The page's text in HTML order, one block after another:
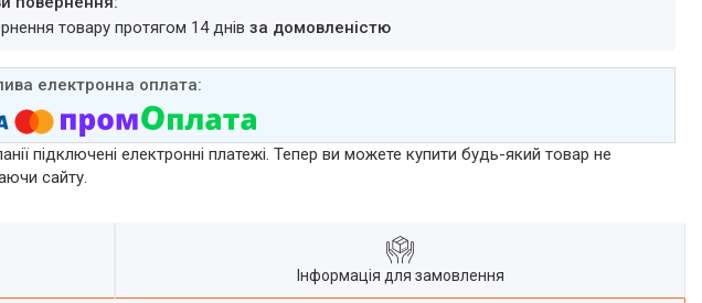
товару протягом 14 днів за домовленістю
підключені електронні платежі. Тепер ви можете купити будь-який товар не
сайту.
Інформація для замовлення